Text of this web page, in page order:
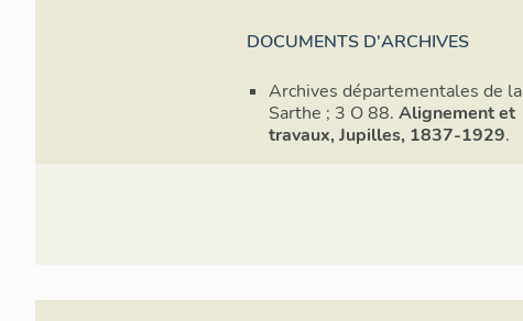
DOCUMENTS D'ARCHIVES
Archives départementales de la
Sarthe ; 3 O 88. Alignement et
travaux, Jupilles, 1837-1929.